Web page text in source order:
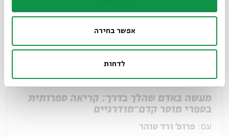
אפשר בחירה
לדחות
מעשה באדם שהלך בדרך: קריאה ספרותית
בספרי מוסר קדם־מודרניים
עם: